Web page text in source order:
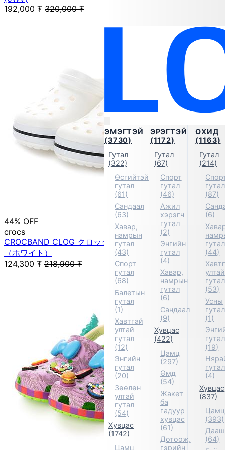
ЭМЭГТЭЙ
(3730)
Гутал
(322)
Өсгийтэй
гутал
(61)
Сандаал
(63)
Хавар,
намрын
гутал
(43)
Спорт
гутал
(68)
Балетын
гутал
(1)
Хавтгай
ултай
гутал
(12)
Энгийн
гутал
(20)
Зөөлөн
ултай
гутал
(54)
Хувцас
(1742)
Цамц
ЭРЭГТЭЙ
(1172)
Гутал
(67)
Спорт
гутал
(46)
Ажил
хэрэгч
гутал
(2)
Энгийн
гутал
(4)
Хавар,
намрын
гутал
(6)
Сандаал
(9)
Хувцас
(422)
Цамц
(297)
Өмд
(54)
Жакет
ба
гадуур
хувцас
(61)
Дотоож,
гэрийн
ОХИД
(1163)
Гутал
(214)
гутал
(87)
(6)
гутал
(44)
ултай
гутал
(53)
Усны
гутал
(1)
гутал
(19)
гутал
(4)
Хувцас
(837)
Цамц
(393)
(64)
192,000 ₮ 320,000 ₮
44% OFF
crocs
CROCBAND CLOG クロックバンド クロッグ サンダル
（ホワイト）
124,300 ₮ 218,900 ₮